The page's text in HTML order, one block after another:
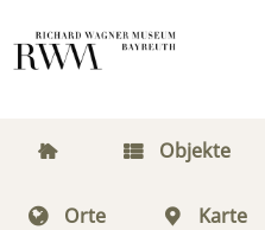
Objekte
Orte Karte